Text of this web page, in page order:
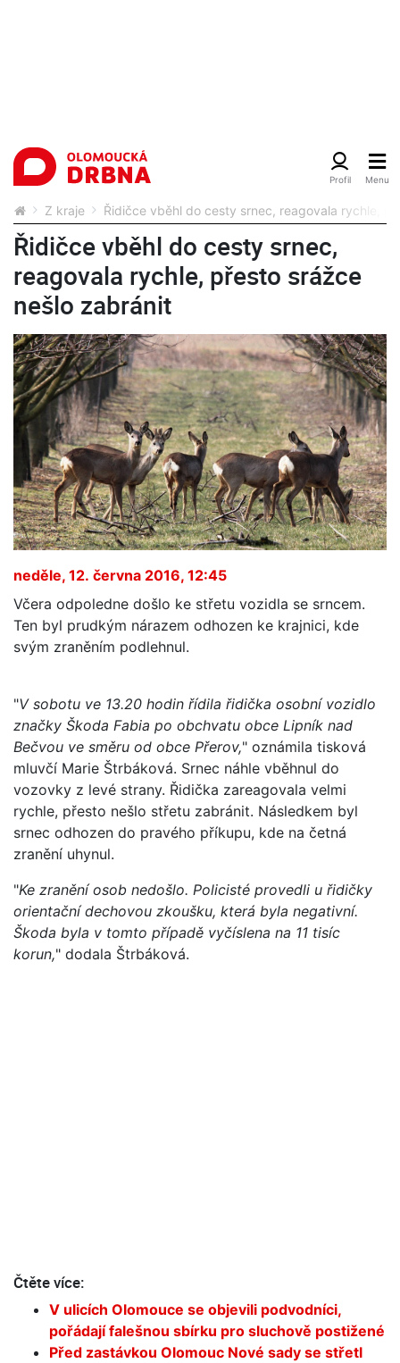
Z kraje Řidičce vběhl do cesty srnec, reagovala rychle,
Řidičce vběhl do cesty srnec,
reagovala rychle, přesto srážce
nešlo zabránit
neděle, 12. června 2016, 12:45
Včera odpoledne došlo ke střetu vozidla se srncem.
Ten byl prudkým nárazem odhozen ke krajnici, kde
svým zraněním podlehnul.
"V sobotu ve 13.20 hodin řídila řidička osobní vozidlo
značky Škoda Fabia po obchvatu obce Lipník nad
Bečvou ve směru od obce Přerov," oznámila tisková
mluvčí Marie Štrbáková. Srnec náhle vběhnul do
vozovky z levé strany. Řidička zareagovala velmi
rychle, přesto nešlo střetu zabránit. Následkem byl
srnec odhozen do pravého příkupu, kde na četná
zranění uhynul.
"Ke zranění osob nedošlo. Policisté provedli u řidičky
orientační dechovou zkoušku, která byla negativní.
Škoda byla v tomto případě vyčíslena na 11 tisíc
korun," dodala Štrbáková.
Čtěte více:
V ulicích Olomouce se objevili podvodníci,
pořádají falešnou sbírku pro sluchově postižené
Před zastávkou Olomouc Nové sady se střetl